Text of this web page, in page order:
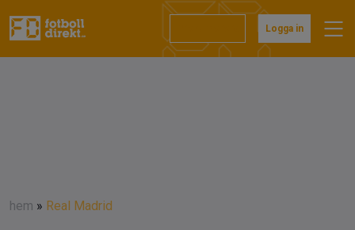
Logga in
hem » Real Madrid